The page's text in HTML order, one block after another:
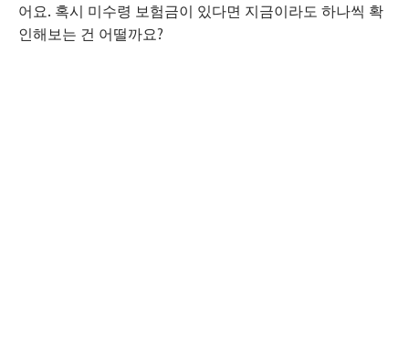
어요. 혹시 미수령 보험금이 있다면 지금이라도 하나씩 확
인해보는 건 어떨까요?